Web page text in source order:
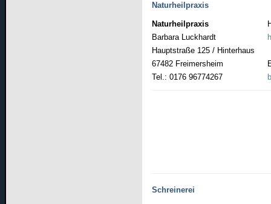
Naturheilpraxis
Naturheilpraxis
Barbara Luckhardt
Hauptstraße 125 / Hinterhaus
67482 Freimersheim
Tel.: 0176 96774267
Schreinerei